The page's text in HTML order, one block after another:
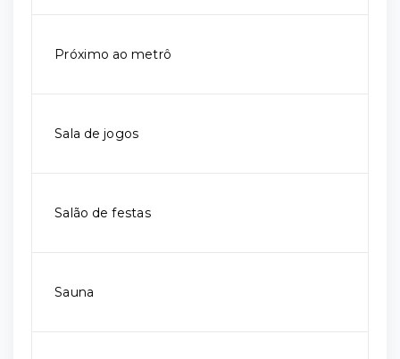
Próximo ao metrô
Sala de jogos
Salão de festas
Sauna